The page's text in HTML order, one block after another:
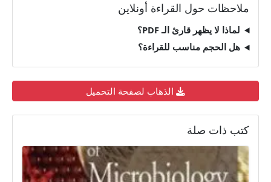
ملاحظات حول القراءة أونلاين
لماذا لا يظهر قارئ الـ PDF؟
هل الحجم مناسب للقراءة؟
الذهاب لصفحة التحميل
كتب ذات صلة